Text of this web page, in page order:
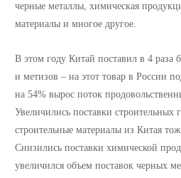
черные металлы, химическая
материалы и многое другое.
В этом году Китай поставил в 4 раза
и метизов – на этот товар в России
на 54% вырос поток
Увеличились поставки строительных
строительные материалы из Китая
Снизились поставки химической
увеличился объем поставок черных